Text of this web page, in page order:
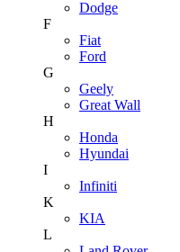
Dodge
F
Fiat
Ford
G
Geely
Great Wall
H
Honda
Hyundai
I
Infiniti
K
KIA
L